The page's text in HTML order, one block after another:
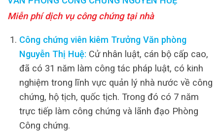
Miễn phí dịch vụ công chứng tại nhà
Công chứng viên kiêm Trưởng Văn phòng
Nguyễn Thị Huệ: Cử nhân luật, cán bộ cấp cao,
đã có 31 năm làm công tác pháp luật, có kinh
nghiệm trong lĩnh vực quản lý nhà nước về công
chứng, hộ tịch, quốc tịch. Trong đó có 7 năm
trực tiếp làm công chứng và lãnh đạo Phòng
Công chứng.